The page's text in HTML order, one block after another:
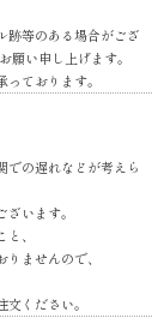
跡等のある場合がござ
願い申し上げます。
ております。
での遅れなどが考えら
います。
、
ませんので、
ください。